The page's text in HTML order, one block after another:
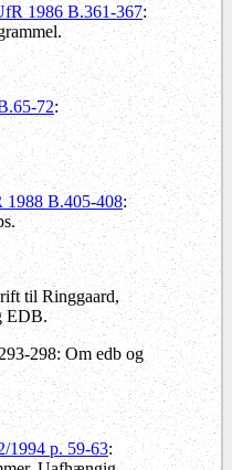
1986 B.361-367:
72:
1988 B.405-408:
til Ringgaard,
EDB.
298: Om edb og
1994 p. 59-63: